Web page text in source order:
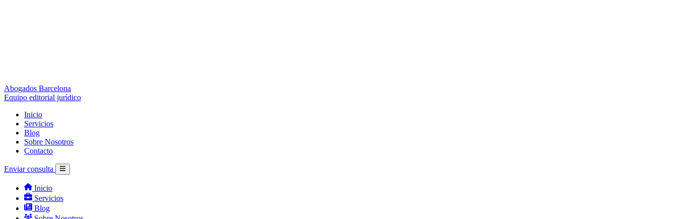
Abogados Barcelona
Equipo editorial jurídico
Inicio
Servicios
Blog
Sobre Nosotros
Contacto
Enviar consulta
Inicio
Servicios
Blog